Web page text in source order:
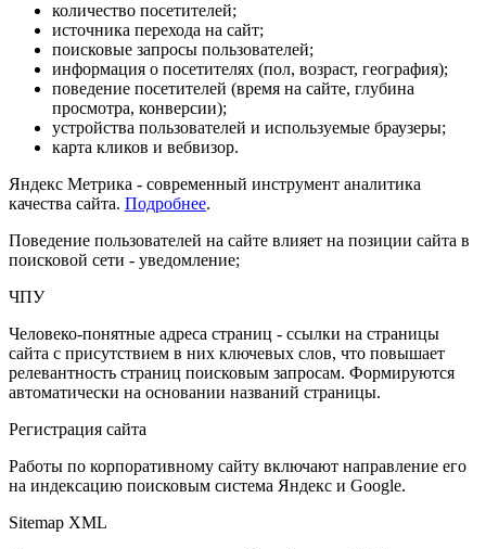
количество посетителей;
источника перехода на сайт;
поисковые запросы пользователей;
информация о посетителях (пол, возраст, география);
поведение посетителей (время на сайте, глубина
просмотра, конверсии);
устройства пользователей и используемые браузеры;
карта кликов и вебвизор.
Яндекс Метрика - современный инструмент аналитика
качества сайта. Подробнее.
Поведение пользователей на сайте влияет на позиции сайта в
поисковой сети - уведомление;
ЧПУ
Человеко-понятные адреса страниц - ссылки на страницы
сайта с присутствием в них ключевых слов, что повышает
релевантность страниц поисковым запросам. Формируются
автоматически на основании названий страницы.
Регистрация сайта
Работы по корпоративному сайту включают направление его
на индексацию поисковым система Яндекс и Google.
Sitemap XML